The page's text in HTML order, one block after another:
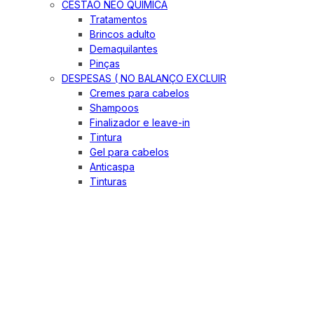
CESTÃO NEO QUIMICA
Tratamentos
Brincos adulto
Demaquilantes
Pinças
DESPESAS ( NO BALANÇO EXCLUIR
Cremes para cabelos
Shampoos
Finalizador e leave-in
Tintura
Gel para cabelos
Anticaspa
Tinturas